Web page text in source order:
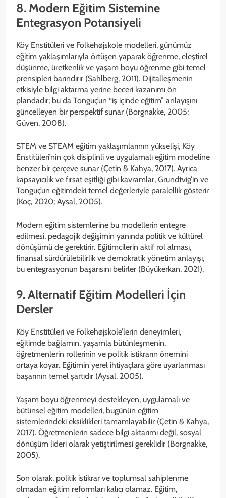
8. Modern Eğitim Sistemine
Entegrasyon Potansiyeli
Köy Enstitüleri ve Folkehøjskole modelleri, günümüz
eğitim yaklaşımlarıyla örtüşen yaparak öğrenme, eleştirel
düşünme, üretkenlik ve yaşam boyu öğrenme gibi temel
prensipleri barındırır (Sahlberg, 2011). Dijitalleşmenin
etkisiyle bilgi aktarma yerine beceri kazanımı ön
plandadır; bu da Tonguç’un “iş içinde eğitim” anlayışını
güncelleyen bir perspektif sunar (Borgnakke, 2005;
Güven, 2008).
STEM ve STEAM eğitim yaklaşımlarının yükselişi, Köy
Enstitüleri’nin çok disiplinli ve uygulamalı eğitim modeline
benzer bir çerçeve sunar (Çetin & Kahya, 2017). Ayrıca
kapsayıcılık ve fırsat eşitliği gibi kavramlar, Grundtvig’in ve
Tonguç’un eğitimdeki temel değerleriyle paralellik gösterir
(Koç, 2020; Aysal, 2005).
Modern eğitim sistemlerine bu modellerin entegre
edilmesi, pedagojik değişimin yanında politik ve kültürel
dönüşümü de gerektirir. Eğitimcilerin aktif rol alması,
finansal sürdürülebilirlik ve demokratik yönetim anlayışı,
bu entegrasyonun başarısını belirler (Büyükerkan, 2021).
9. Alternatif Eğitim Modelleri İçin
Dersler
Köy Enstitüleri ve Folkehøjskole’lerin deneyimleri,
eğitimde bağlamın, yaşamla bütünleşmenin,
öğretmenlerin rollerinin ve politik istikrarın önemini
ortaya koyar. Eğitimin yerel ihtiyaçlara göre uyarlanması
başarının temel şartıdır (Aysal, 2005).
Yaşam boyu öğrenmeyi destekleyen, uygulamalı ve
bütünsel eğitim modelleri, bugünün eğitim
sistemlerindeki eksiklikleri tamamlayabilir (Çetin & Kahya,
2017). Öğretmenlerin sadece bilgi aktarımı değil, sosyal
dönüşüm lideri olarak yetiştirilmesi gereklidir (Borgnakke,
2005).
Son olarak, politik istikrar ve toplumsal sahiplenme
olmadan eğitim reformları kalıcı olamaz. Eğitim,